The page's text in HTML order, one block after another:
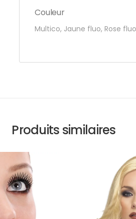
Couleur
Multico, Jaune fluo, Rose
Produits similaires